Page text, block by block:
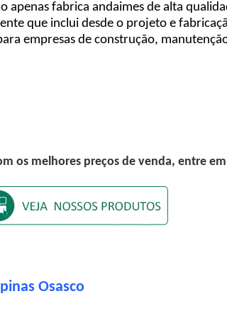
fabrica andaimes de alta
que inclui desde o projeto e
empresas de construção,
os melhores preços de venda, entre
Osasco